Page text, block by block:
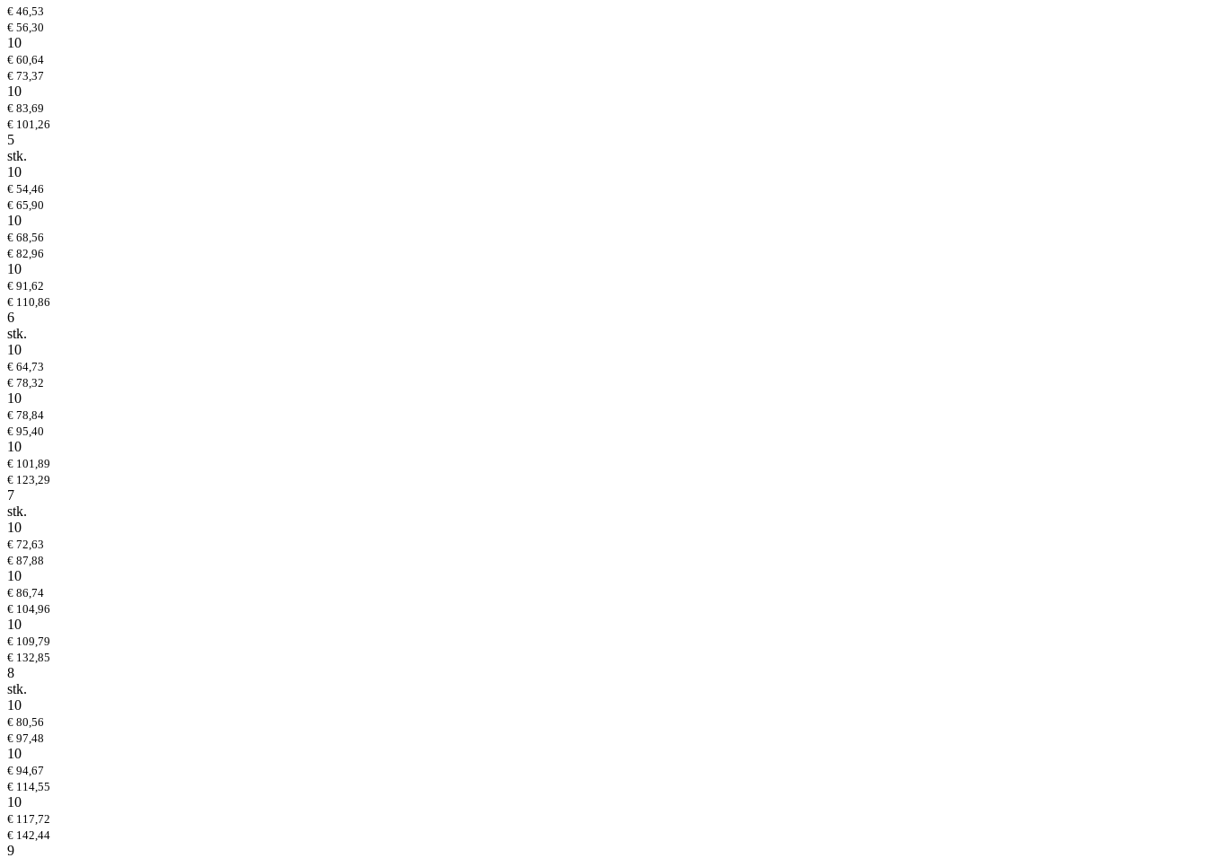
€ 46,53
€ 56,30
10
€ 60,64
€ 73,37
10
€ 83,69
€ 101,26
5
stk.
10
€ 54,46
€ 65,90
10
€ 68,56
€ 82,96
10
€ 91,62
€ 110,86
6
stk.
10
€ 64,73
€ 78,32
10
€ 78,84
€ 95,40
10
€ 101,89
€ 123,29
7
stk.
10
€ 72,63
€ 87,88
10
€ 86,74
€ 104,96
10
€ 109,79
€ 132,85
8
stk.
10
€ 80,56
€ 97,48
10
€ 94,67
€ 114,55
10
€ 117,72
€ 142,44
9